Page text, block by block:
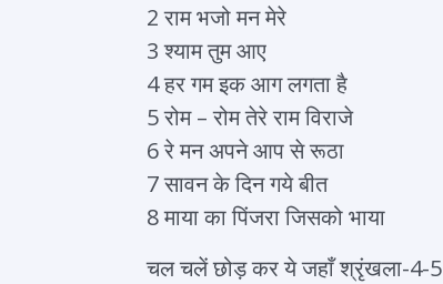
2 राम भजो मन मेरे
3 श्याम तुम आए
4 हर गम इक आग लगता है
5 रोम – रोम तेरे राम विराजे
6 रे मन अपने आप से रूठा
7 सावन के दिन गये बीत
8 माया का पिंजरा जिसको भाया
चल चलें छोड़ कर ये जहाँ श्रृंखला-4-5